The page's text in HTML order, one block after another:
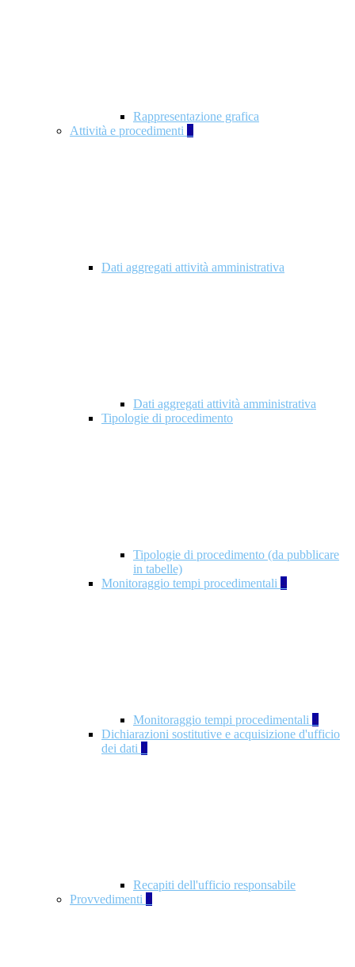
Rappresentazione grafica
Attività e procedimenti 5
Dati aggregati attività amministrativa
Dati aggregati attività amministrativa
Tipologie di procedimento
Tipologie di procedimento (da pubblicare
in tabelle)
Monitoraggio tempi procedimentali 4
Monitoraggio tempi procedimentali 4
Dichiarazioni sostitutive e acquisizione d'ufficio
dei dati 1
Recapiti dell'ufficio responsabile
Provvedimenti 3